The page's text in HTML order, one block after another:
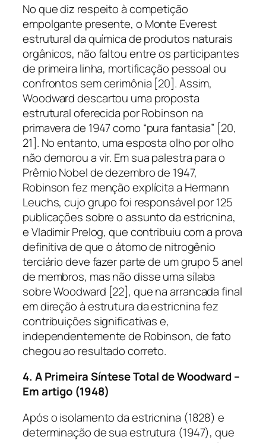
No que diz respeito à competição
empolgante presente, o Monte Everest
estrutural da química de produtos naturais
orgânicos, não faltou entre os participantes
de primeira linha, mortificação pessoal ou
confrontos sem cerimônia [20]. Assim,
Woodward descartou uma proposta
estrutural oferecida por Robinson na
primavera de 1947 como “pura fantasia” [20,
21]. No entanto, uma esposta olho por olho
não demorou a vir. Em sua palestra para o
Prêmio Nobel de dezembro de 1947,
Robinson fez menção explícita a Hermann
Leuchs, cujo grupo foi responsável por 125
publicações sobre o assunto da estricnina,
e Vladimir Prelog, que contribuiu com a prova
definitiva de que o átomo de nitrogênio
terciário deve fazer parte de um grupo 5 anel
de membros, mas não disse uma sílaba
sobre Woodward [22], que na arrancada final
em direção à estrutura da estricnina fez
contribuições significativas e,
independentemente de Robinson, de fato
chegou ao resultado correto.
4. A Primeira Síntese Total de Woodward –
Em artigo (1948)
Após o isolamento da estricnina (1828) e
determinação de sua estrutura (1947), que